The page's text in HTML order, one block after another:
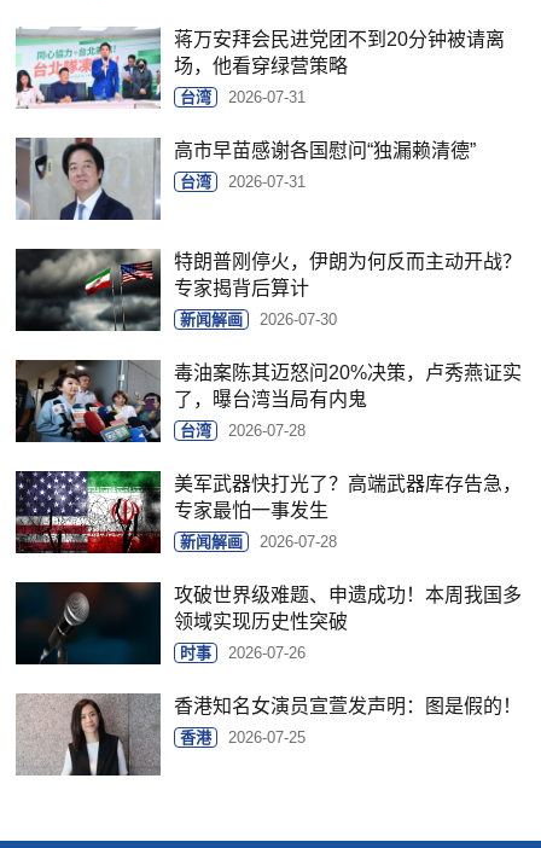
蒋万安拜会民进党团不到20分钟被请离
场，他看穿绿营策略
台湾 2026-07-31
高市早苗感谢各国慰问“独漏赖清德”
台湾 2026-07-31
特朗普刚停火，伊朗为何反而主动开战？
专家揭背后算计
新闻解画 2026-07-30
毒油案陈其迈怒问20%决策，卢秀燕证实
了，曝台湾当局有内鬼
台湾 2026-07-28
美军武器快打光了？高端武器库存告急，
专家最怕一事发生
新闻解画 2026-07-28
攻破世界级难题、申遗成功！本周我国多
领域实现历史性突破
时事 2026-07-26
香港知名女演员宣萱发声明：图是假的！
香港 2026-07-25